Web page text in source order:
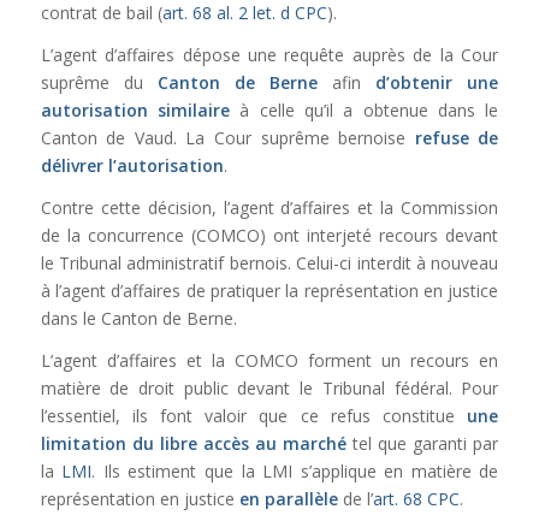
contrat de bail (art. 68 al. 2 let. d CPC).
L’agent d’affaires dépose une requête auprès de la Cour
suprême du Canton de Berne afin d’obtenir une
autorisation similaireà celle qu’il a obtenue dans le
Canton de Vaud. La Cour suprême bernoise refuse de
délivrer l’autorisation.
Contre cette décision, l’agent d’affaires et la Commission
de la concurrence (COMCO) ont interjeté recours devant
le Tribunal administratif bernois. Celui-ci interdit à nouveau
à l’agent d’affaires de pratiquer la représentation en justice
dans le Canton de Berne.
L’agent d’affaires et la COMCO forment un recours en
matière de droit public devant le Tribunal fédéral. Pour
l’essentiel, ils font valoir que ce refus constitue une
limitation du libre accès au marché tel que garanti par
la LMI. Ils estiment que la LMI s’applique en matière de
représentation en justice en parallèlede l’art. 68 CPC.